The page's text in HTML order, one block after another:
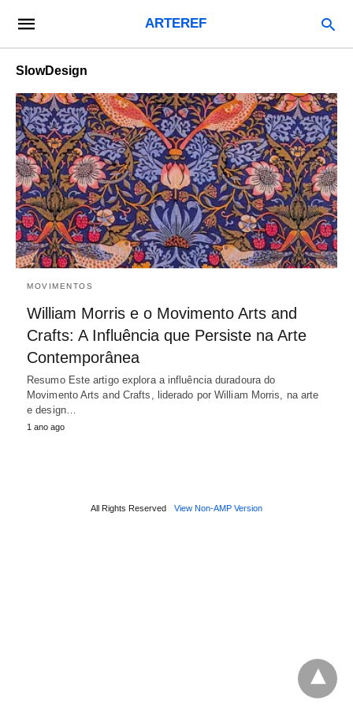
ARTEREF
SlowDesign
MOVIMENTOS
William Morris e o Movimento Arts and
Crafts: A Influência que Persiste na Arte
Contemporânea
Resumo Este artigo explora a influência duradoura do
Movimento Arts and Crafts, liderado por William Morris, na arte
e design…
1 ano ago
All Rights Reserved View Non-AMP Version